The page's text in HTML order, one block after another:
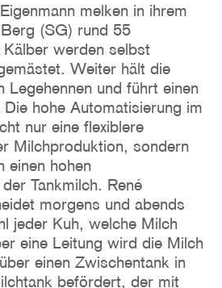
melken in ihrem
(SG) rund 55
werden selbst
Weiter hält die
Legehennen und führt einen
hohe Automatisierung im
nur eine flexiblere
Milchproduktion, sondern
einen hohen
Tankmilch. René
morgens und abends
jeder Kuh, welche Milch
eine Leitung wird die Milch
einen Zwischentank in
befördert, der mit